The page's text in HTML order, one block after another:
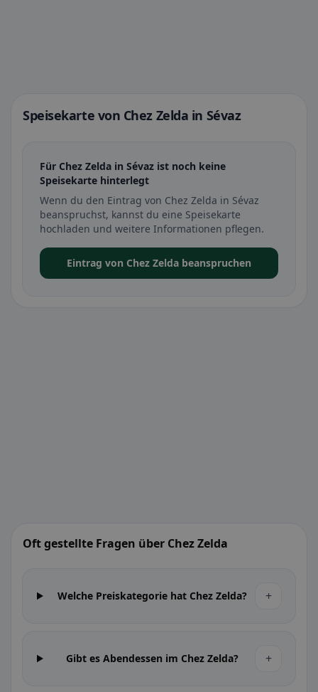
Speisekarte von Chez Zelda in Sévaz
Für Chez Zelda in Sévaz ist noch keine
Speisekarte hinterlegt
Wenn du den Eintrag von Chez Zelda in Sévaz
beanspruchst, kannst du eine Speisekarte
hochladen und weitere Informationen pflegen.
Eintrag von Chez Zelda beanspruchen
Oft gestellte Fragen über Chez Zelda
Welche Preiskategorie hat Chez Zelda? +
Gibt es Abendessen im Chez Zelda? +